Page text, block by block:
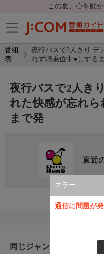
この夏、心を動
番組
表
夜行バスで2人きり デ
れず騎乗位中●しする
エラー
通信に問題が
夜行バスで2人き
れた快感が忘れら
まで発
直近
同じジャンルのおすすめ番